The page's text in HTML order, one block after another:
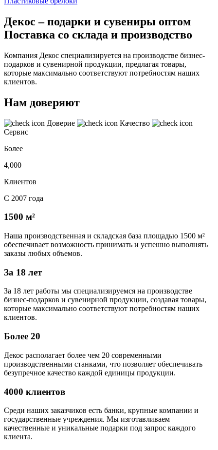
Декос – подарки и сувениры оптом
Поставка со склада и производство
Компания Декос специализируется на производстве бизнес-
подарков и сувенирной продукции, предлагая товары,
которые максимально соответствуют потребностям наших
клиентов.
Нам доверяют
Доверие
Качество
Сервис
Более
4,000
Клиентов
С 2007 года
1500 м²
Наша производственная и складская база площадью 1500 м²
обеспечивает возможность принимать и успешно выполнять
заказы любых объемов.
За 18 лет
За 18 лет работы мы специализируемся на производстве
бизнес-подарков и сувенирной продукции, создавая товары,
которые максимально соответствуют потребностям наших
клиентов.
Более 20
Декос располагает более чем 20 современными
производственными станками, что позволяет обеспечивать
безупречное качество каждой единицы продукции.
4000 клиентов
Среди наших заказчиков есть банки, крупные компании и
государственные учреждения. Мы изготавливаем
качественные и уникальные подарки под запрос каждого
клиента.